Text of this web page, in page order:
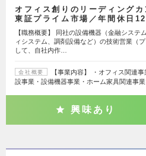
オフィス創りのリーディングカ
東証プライム市場／年間休日
【職務概要】 同社の設備機器（金融システ
ィシステム、調剤設備など）の技術営業（
して、自社内作…
会社概要
【事業内容】 ・オフィス関連
設事業・設備機器事業・ホーム家具関連事
興味あり